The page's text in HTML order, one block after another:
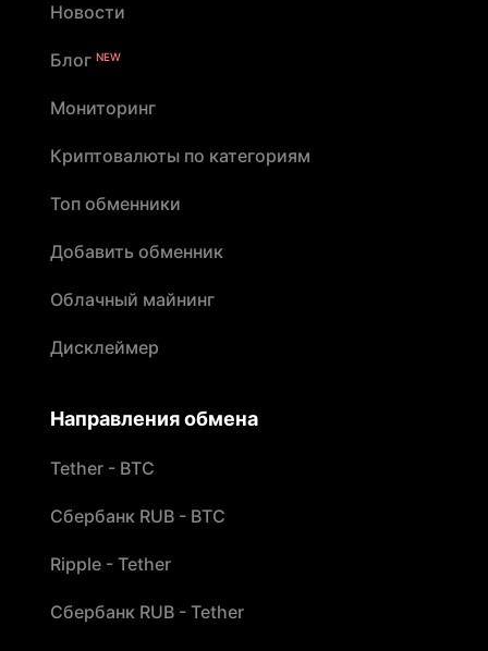
Новости
Блог NEW
Мониторинг
Криптовалюты по категориям
Топ обменники
Добавить обменник
Облачный майнинг
Дисклеймер
Направления обмена
Tether - BTC
Сбербанк RUB - BTC
Ripple - Tether
Сбербанк RUB - Tether